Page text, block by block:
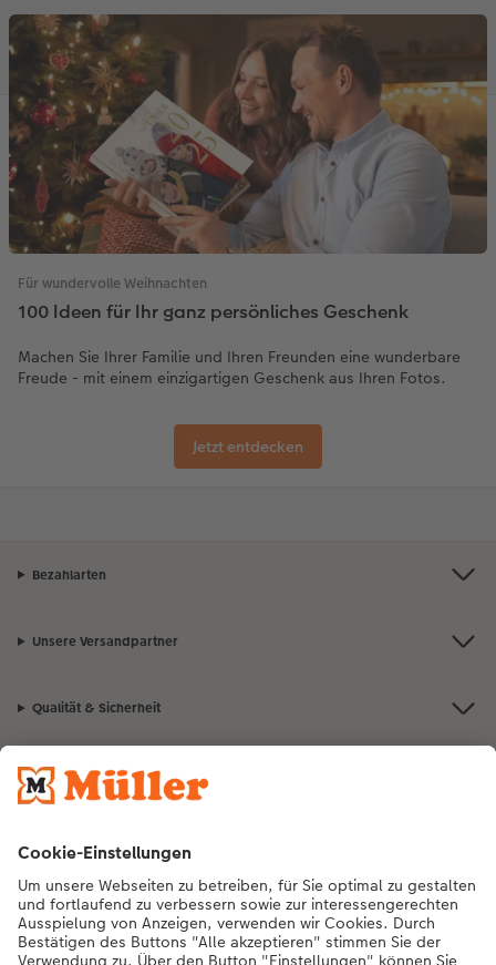
Für wundervolle Weihnachten
100 Ideen für Ihr ganz persönliches Geschenk
Machen Sie Ihrer Familie und Ihren Freunden eine wunderbare
Freude - mit einem einzigartigen Geschenk aus Ihren Fotos.
Jetzt entdecken
Bezahlarten
Unsere Versandpartner
Qualität & Sicherheit
Nachhaltigkeit bei CEWE
Mein Fotoservice
Informationen